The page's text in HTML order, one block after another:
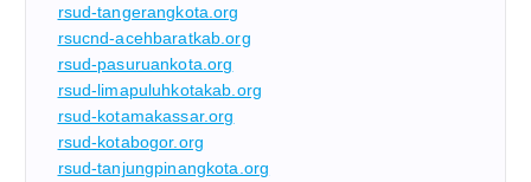
rsud-tangerangkota.org
rsucnd-acehbaratkab.org
rsud-pasuruankota.org
rsud-limapuluhkotakab.org
rsud-kotamakassar.org
rsud-kotabogor.org
rsud-tanjungpinangkota.org